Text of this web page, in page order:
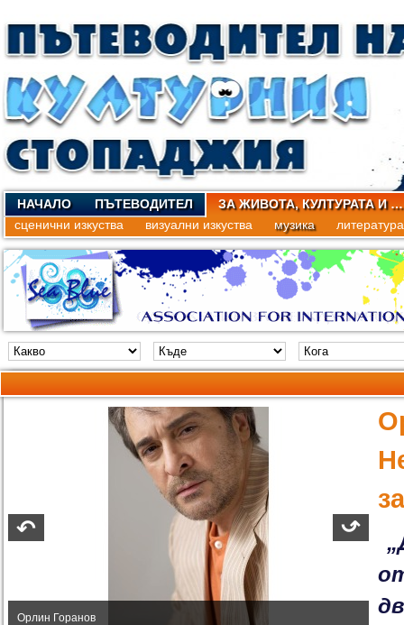
НАЧАЛО ПЪТЕВОДИТЕЛ
ЗА ЖИВОТА, КУЛТУРАТА И …
сценични изкуства
визуални изкуства музика литература
Орлин Горанов